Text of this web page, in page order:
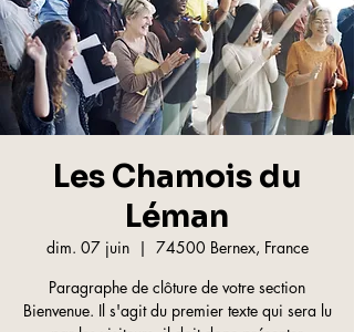
Les Chamois du
Léman
dim. 07 juin
  |
74500 Bernex, France
Paragraphe de clôture de votre section
Bienvenue. Il s'agit du premier texte qui sera lu